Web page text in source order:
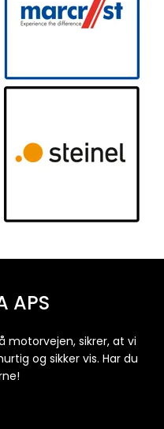
APS
motorvejen, sikrer, at vi
og sikker vis. Har du